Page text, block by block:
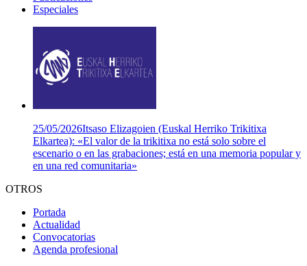
Especiales
25/05/2026Itsaso Elizagoien (Euskal Herriko Trikitixa
Elkartea): «El valor de la trikitixa no está solo sobre el
escenario o en las grabaciones; está en una memoria popular y
en una red comunitaria»
OTROS
Portada
Actualidad
Convocatorias
Agenda profesional